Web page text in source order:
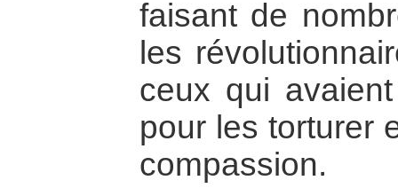
faisant de
les
ceux qui
pour les torturer
compassion.